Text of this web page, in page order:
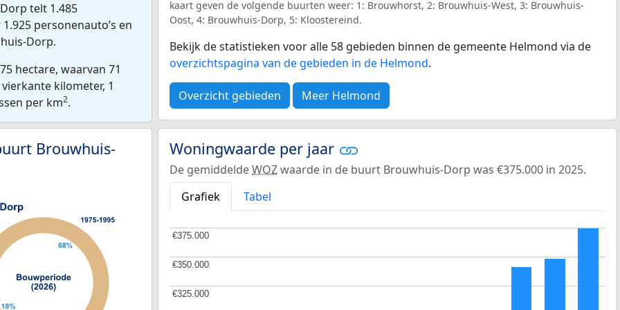
telt 1.485
personenauto’s en
Dorp.
hectare, waarvan 71
kilometer, 1
per km2.
kaart geven de volgende buurten weer: 1: Brouwhorst, 2: Brouwhuis-West, 3: Brouwhuis-
Oost, 4: Brouwhuis-Dorp, 5: Kloostereind.
Bekijk de statistieken voor alle 58 gebieden binnen de gemeente Helmond via de
overzichtspagina van de gebieden in de Helmond.
Overzicht gebieden Meer Helmond
Brouwhuis- Woningwaarde per jaar
De gemiddeldeWOZwaarde in de buurt Brouwhuis-Dorp was €375.000 in 2025.
Grafiek
Tabel
€325.000
€325.000
€350.000
€350.000
€375.000
€375.000